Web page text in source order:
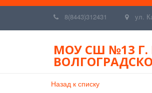
8(8443)312431 ул.
МОУ СШ №13
Назад к списку